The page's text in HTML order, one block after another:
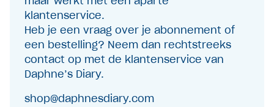
klantenservice.
Heb je een vraag over je abonnement of
een bestelling? Neem dan rechtstreeks
contact op met de klantenservice van
Daphne’s Diary.
shop@daphnesdiary.com